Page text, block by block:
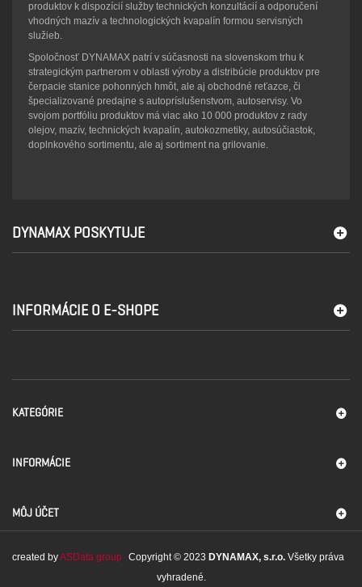
produktov k dispozícií služby technických konzultácií a odporučení
vhodných mazív a technologických kvapalín formou servisných
služieb.
Spoločnosť DYNAMAX patrí v súčasnosti na slovenskom trhu k
strategickým partnerom v oblasti výroby a distribúcie produktov pre
čerpacie stanice pohonných hmôt, ale aj obchodné reťazce, či
špecializované predajne s autopríslušenstvom, autoservisy. Vo
svojom portfóliu produktov má viac ako 10 000 produktov z rady
olejov, mazív, technických kvapalín, autokozmetiky, autosúčiastok,
doplnkového sortimentu, ale aj sortiment na grilovanie.
DYNAMAX POSKYTUJE
INFORMÁCIE O E-SHOPE
KATEGÓRIE
INFORMÁCIE
MÔJ ÚČET
created byASData group Copyright © 2023 DYNAMAX, s.r.o.Všetky práva
vyhradené.